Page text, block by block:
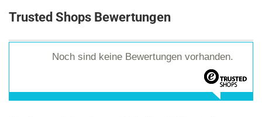
Trusted Shops Bewertungen
Noch sind keine Bewertungen vorhanden.